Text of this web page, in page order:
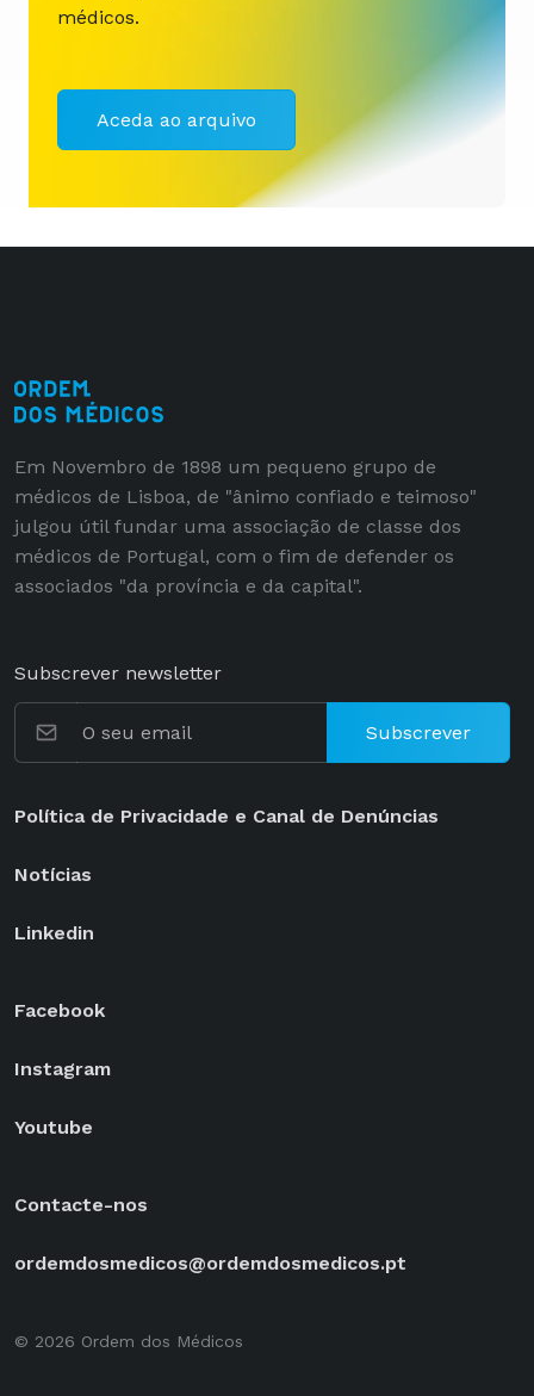
médicos.
Aceda ao arquivo
Em Novembro de 1898 um pequeno grupo de
médicos de Lisboa, de "ânimo confiado e teimoso"
julgou útil fundar uma associação de classe dos
médicos de Portugal, com o fim de defender os
associados "da província e da capital".
Subscrever newsletter
Subscrever
Política de Privacidade e Canal de Denúncias
Notícias
Linkedin
Facebook
Instagram
Youtube
Contacte-nos
ordemdosmedicos@ordemdosmedicos.pt
© 2026 Ordem dos Médicos